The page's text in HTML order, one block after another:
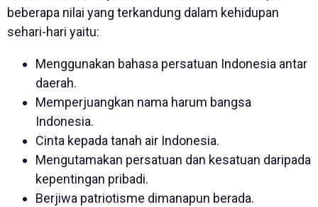
beberapa nilai yang terkandung dalam kehidupan
sehari-hari yaitu:
Menggunakan bahasa persatuan Indonesia antar
daerah.
Memperjuangkan nama harum bangsa
Indonesia.
Cinta kepada tanah air Indonesia.
Mengutamakan persatuan dan kesatuan daripada
kepentingan pribadi.
Berjiwa patriotisme dimanapun berada.